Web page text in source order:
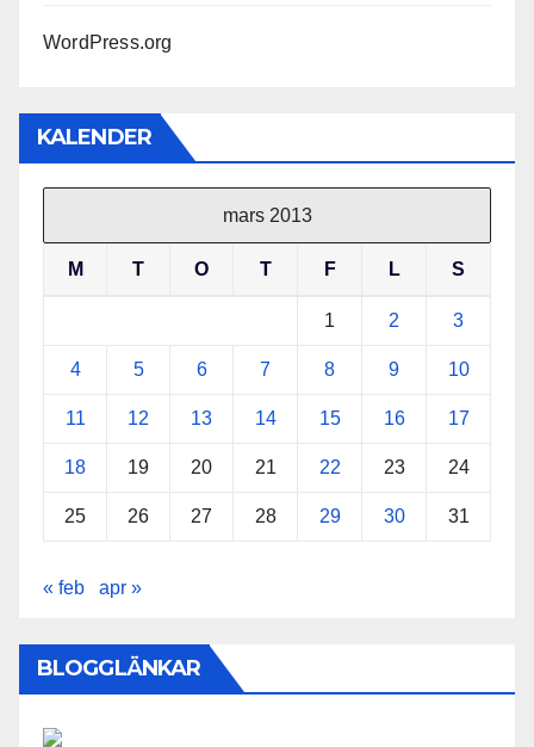
WordPress.org
KALENDER
mars 2013
M T O T F L S
1 2 3
4 5 6 7 8 9 10
11 12 13 14 15 16 17
18 19 20 21 22 23 24
25 26 27 28 29 30 31
« feb apr »
BLOGGLÄNKAR